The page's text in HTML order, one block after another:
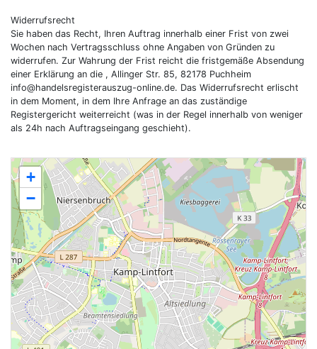
+
−
Widerrufsrecht
Sie haben das Recht, Ihren Auftrag innerhalb einer Frist von zwei
Wochen nach Vertragsschluss ohne Angaben von Gründen zu
widerrufen. Zur Wahrung der Frist reicht die fristgemäße Absendung
einer Erklärung an die , Allinger Str. 85, 82178 Puchheim
info@handelsregisterauszug-online.de. Das Widerrufsrecht erlischt
in dem Moment, in dem Ihre Anfrage an das zuständige
Registergericht weiterreicht (was in der Regel innerhalb von weniger
als 24h nach Auftragseingang geschieht).